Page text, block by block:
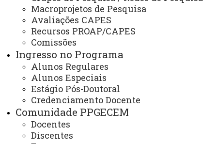
Macroprojetos de Pesquisa
Avaliações CAPES
Recursos PROAP/CAPES
Comissões
Ingresso no Programa
Alunos Regulares
Alunos Especiais
Estágio Pós-Doutoral
Credenciamento Docente
Comunidade PPGECEM
Docentes
Discentes
Educação em Ciências e Educação Matemática
EDITAL 012/2019-PPGECEM/CB -
2ª CHAMADA - PROCESSO
SELETIVO PARA DISTRIBUIÇÃO
DE BOLSAS 2019 - PPGECEM